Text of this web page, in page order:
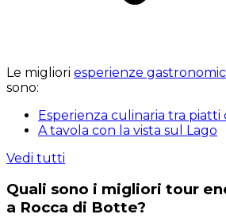
Le migliori esperienze
sono:
Esperienza culinaria tra piatti
A tavola con la vista sul Lago
Vedi tutti
Quali sono i migliori tour
a Rocca di Botte?